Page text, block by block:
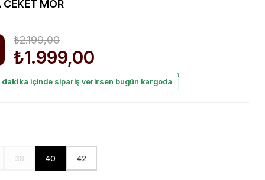
CEKET MOR
₺2.199,00
₺1.999,00
dakika içinde sipariş verirsen bugün kargoda
38 40 42